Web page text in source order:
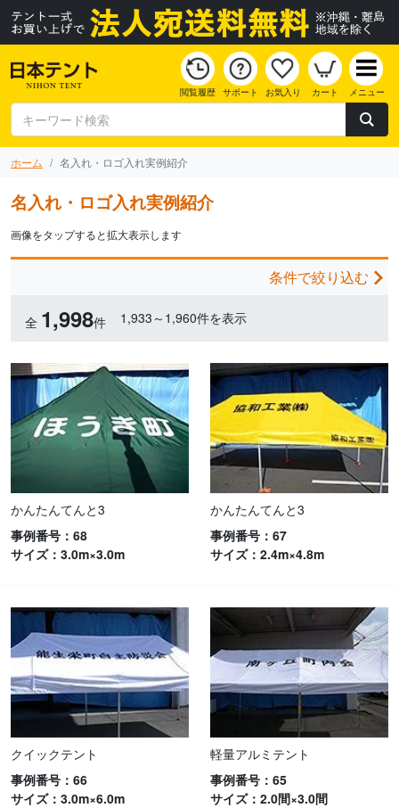
閲覧履歴 サポート お気入り カート メニュー
ホーム 名入れ・ロゴ入れ実例紹介
名入れ・ロゴ入れ実例紹介
画像をタップすると拡大表示します
条件で絞り込む
全 1,998件 1,933～1,960件を表示
かんたんてんと3
事例番号：68
サイズ：3.0m×3.0m
かんたんてんと3
事例番号：67
サイズ：2.4m×4.8m
クイックテント
事例番号：66
サイズ：3.0m×6.0m
軽量アルミテント
事例番号：65
サイズ：2.0間×3.0間